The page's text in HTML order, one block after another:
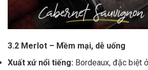
3.2 Merlot – Mềm mại, dễ uống
Xuất xứ nổi tiếng: Bordeaux, đặc biệt